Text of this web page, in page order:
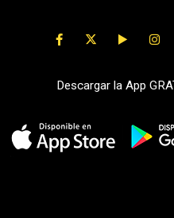
Descargar la App